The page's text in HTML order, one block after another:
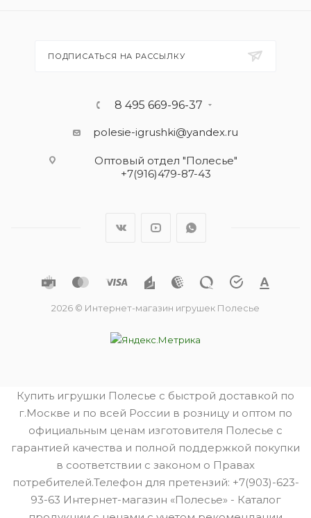
ПОДПИСАТЬСЯ НА РАССЫЛКУ
8 495 669-96-37
polesie-igrushki@yandex.ru
Оптовый отдел "Полесье"
+7(916)479-87-43
2026 © Интернет-магазин игрушек Полесье
Купить игрушки Полесье с быстрой доставкой по
г.Москве и по всей России в розницу и оптом по
официальным ценам изготовителя Полесье с
гарантией качества и полной поддержкой покупки
в соответствии с законом о Правах
потребителей.Телефон для претензий: +7(903)-623-
93-63 Интернет-магазин «Полесье» - Каталог